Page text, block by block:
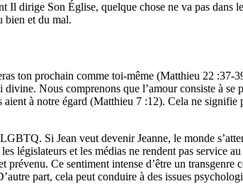
Il dirige Son Église, quelque chose ne va pas dans
bien et du mal.
ton prochain comme toi-même (Matthieu 22
Nous comprenons que l’amour consiste à se
à notre égard (Matthieu 7 :12). Cela ne
Si Jean veut devenir Jeanne, le monde
législateurs et les médias ne rendent pas service
Ce sentiment intense d’être un
part, cela peut conduire à des issues